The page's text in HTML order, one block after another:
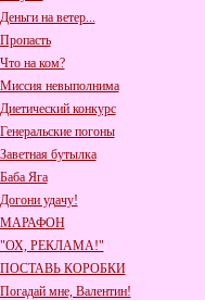
Деньги на ветер...
Пропасть
Что на ком?
Миссия невыполнима
Диетический конкурс
Генеральские погоны
Заветная бутылка
Баба Яга
Догони удачу!
МАРАФОН
"ОХ, РЕКЛАМА!"
ПОСТАВЬ КОРОБКИ
Погадай мне, Валентин!